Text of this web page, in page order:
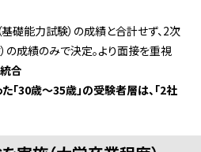
礎能力試験）の成績と合計せず、2次
の成績のみで決定。より面接を重視
合
30歳～35歳」の受験者層は、「2社